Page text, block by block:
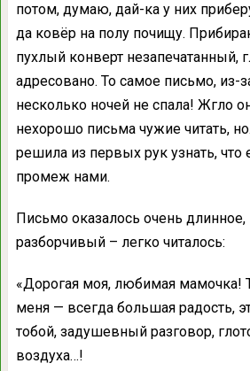
потом, думаю, дай-ка у них
да ковёр на полу почищу.
пухлый конверт незапечатанный,
адресовано. То самое письмо, из-
несколько ночей не спала! Жгло
нехорошо письма чужие читать,
решила из первых рук узнать, что
промеж нами.
Письмо оказалось очень
разборчивый – легко читалось:
«Дорогая моя, любимая мамочка!
меня — всегда большая радость,
тобой, задушевный разговор,
воздуха…!